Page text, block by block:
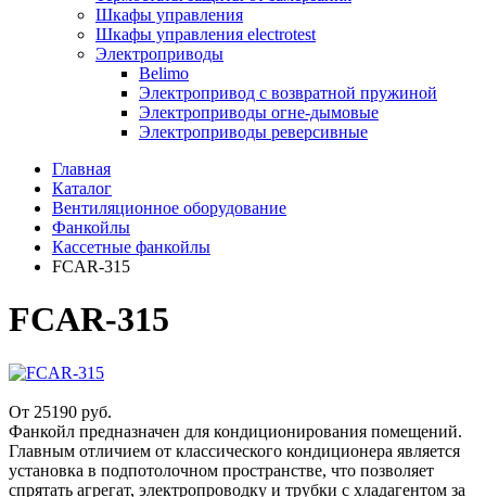
Шкафы управления
Шкафы управления electrotest
Электроприводы
Belimo
Электропривод с возвратной пружиной
Электроприводы огне-дымовые
Электроприводы реверсивные
Главная
Каталог
Вентиляционное оборудование
Фанкойлы
Кассетные фанкойлы
FCAR-315
FCAR-315
От 25190 руб.
Фанкойл предназначен для кондиционирования помещений.
Главным отличием от классического кондиционера является
установка в подпотолочном пространстве, что позволяет
спрятать агрегат, электропроводку и трубки с хладагентом за